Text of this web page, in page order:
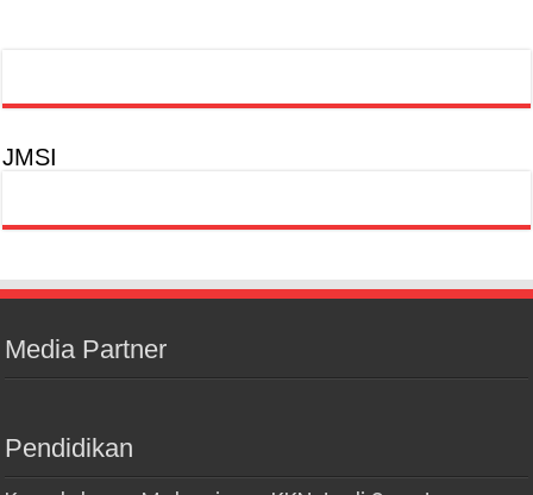
JMSI
Media Partner
Pendidikan